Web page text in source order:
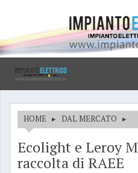
HOME ▸ DAL MERCATO ▸
Ecolight e Leroy
raccolta di RAEE